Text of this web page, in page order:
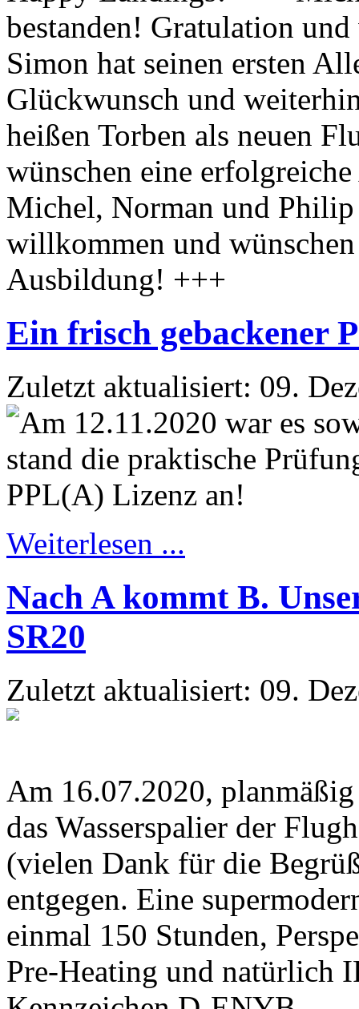
Ein frisch gebackener
Zuletzt aktualisiert: 09.
Weiterlesen ...
Nach A kommt B.
SR20
Zuletzt aktualisiert: 09.
Am 16.07.2020,
das Wasserspalier der
(vielen Dank für die
entgegen. Eine
einmal 150 Stunden,
Pre-Heating und natürlich